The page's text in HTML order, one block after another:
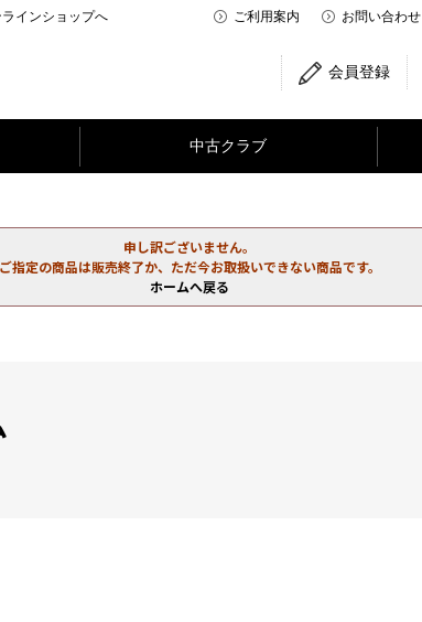
インショップへ ご利用案内 お問い合わせ
会員登録
中古クラブ
申し訳ございません。
ご指定の商品は販売終了か、ただ今お取扱いできない商品です。
ホームへ戻る